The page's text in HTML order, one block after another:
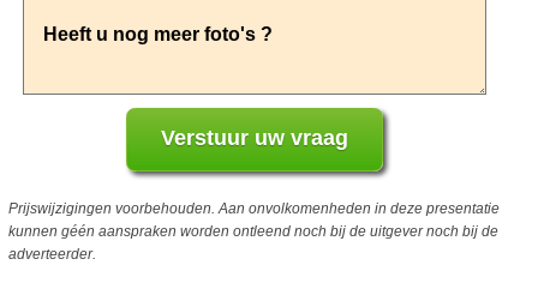
Prijswijzigingen voorbehouden. Aan onvolkomenheden in deze presentatie
kunnen géén aanspraken worden ontleend noch bij de uitgever noch bij de
adverteerder.